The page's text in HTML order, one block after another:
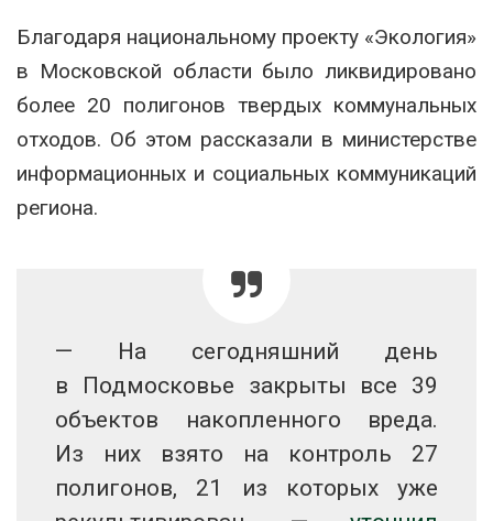
Благодаря национальному проекту «Экология»
в Московской области было ликвидировано
более 20 полигонов твердых коммунальных
отходов. Об этом рассказали в министерстве
информационных и социальных коммуникаций
региона.
— На сегодняшний день
в Подмосковье закрыты все 39
объектов накопленного вреда.
Из них взято на контроль 27
полигонов, 21 из которых уже